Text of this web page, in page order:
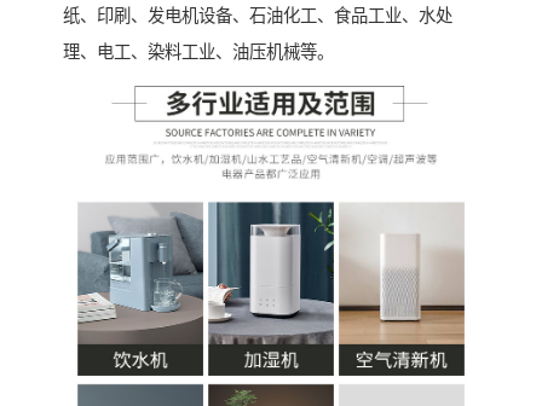
纸、印刷、发电机设备、石油化工、食品工业、水处
理、电工、染料工业、油压机械等。